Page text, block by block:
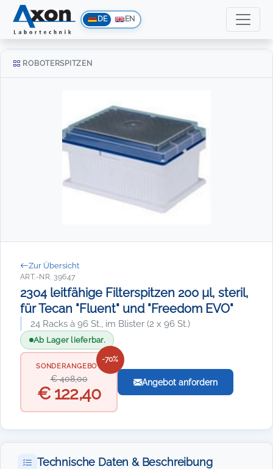
DE EN
ROBOTERSPITZEN
Zur Übersicht
ART.-NR. 39647
2304 leitfähige Filterspitzen 200 µl, steril,
für Tecan "Fluent" und "Freedom EVO"
24 Racks à 96 St., im Blister (2 x 96 St.)
Ab Lager lieferbar.
-70%
SONDERANGEBOT
€ 408,00
€ 122,40
Angebot anfordern
Technische Daten & Beschreibung